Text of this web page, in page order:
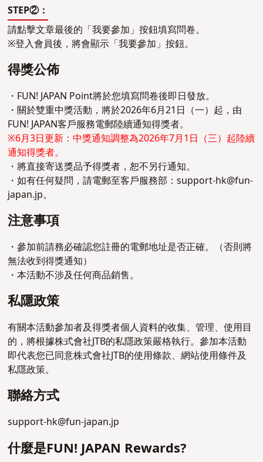
STEP②：
請點擊文章最後的「我要參加」按鈕填寫問卷。
※登入會員後，將會顯示「我要參加」按鈕。
得獎公佈
・FUN! JAPAN Point將於您填寫問卷後即日發放。
・關於雙重中獎活動，將於2026年6月21日（一）起，由
FUN! JAPAN客戶服務電郵陸續通知得獎者。
※6月3日更新：中獎通知調整為2026年7月1日（三）起陸續
通知得獎者。
・將直接寄送獎品予得獎者，恕不另行通知。
・如有任何疑問，請電郵至客戶服務部：support-hk@fun-
japan.jp。
注意事項
・參加前請務必確認您註冊的電郵地址是否正確。（否則將
無法收到得獎通知）
・本活動不涉及任何商品銷售。
私隱政策
有關本活動參加者及得獎者個人資料的收集、管理、使用目
的，將根據株式會社JTB的私隱政策嚴格執行。參加本活動
即代表您已同意株式會社JTB的使用條款、網站使用條件及
私隱政策。
聯絡方式
support-hk@fun-japan.jp
什麼是FUN! JAPAN Rewards?